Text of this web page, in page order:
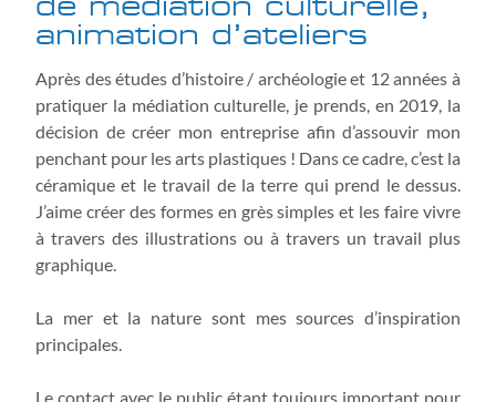
de médiation culturelle,
animation d’ateliers
Après des études d’histoire / archéologie et 12 années à
pratiquer la médiation culturelle, je prends, en 2019, la
décision de créer mon entreprise afin d’assouvir mon
penchant pour les arts plastiques ! Dans ce cadre, c’est la
céramique et le travail de la terre qui prend le dessus.
J’aime créer des formes en grès simples et les faire vivre
à travers des illustrations ou à travers un travail plus
graphique.
La mer et la nature sont mes sources d’inspiration
principales.
Le contact avec le public étant toujours important pour